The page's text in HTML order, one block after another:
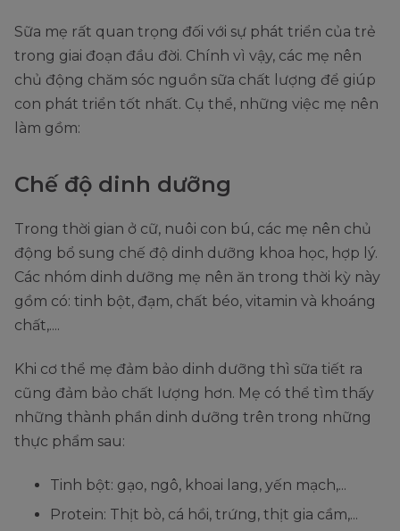
Sữa mẹ rất quan trọng đối với sự phát triển của trẻ
trong giai đoạn đầu đời. Chính vì vậy, các mẹ nên
chủ động chăm sóc nguồn sữa chất lượng để giúp
con phát triển tốt nhất. Cụ thể, những việc mẹ nên
làm gồm:
Chế độ dinh dưỡng
Trong thời gian ở cữ, nuôi con bú, các mẹ nên chủ
động bổ sung chế độ dinh dưỡng khoa học, hợp lý.
Các nhóm dinh dưỡng mẹ nên ăn trong thời kỳ này
gồm có: tinh bột, đạm, chất béo, vitamin và khoáng
chất,....
Khi cơ thể mẹ đảm bảo dinh dưỡng thì sữa tiết ra
cũng đảm bảo chất lượng hơn. Mẹ có thể tìm thấy
những thành phần dinh dưỡng trên trong những
thực phẩm sau:
Tinh bột: gạo, ngô, khoai lang, yến mạch,...
Protein: Thịt bò, cá hồi, trứng, thịt gia cầm,...